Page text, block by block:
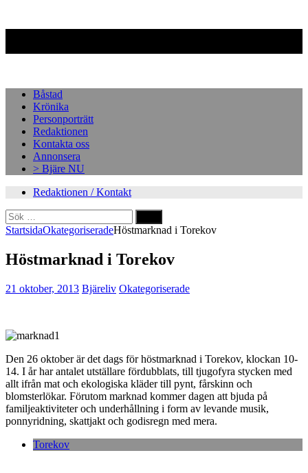
Båstad
Krönika
Personporträtt
Redaktionen
Kontakta oss
Annonsera
> Bjäre NU
Redaktionen / Kontakt
Sök
efter:
StartsidaOkategoriseradeHöstmarknad i Torekov
Höstmarknad i Torekov
21 oktober, 2013 Bjäreliv Okategoriserade
Den 26 oktober är det dags för höstmarknad i Torekov, klockan 10-
14. I år har antalet utställare fördubblats, till tjugofyra stycken med
allt ifrån mat och ekologiska kläder till pynt, fårskinn och
blomsterlökar. Förutom marknad kommer dagen att bjuda på
familjeaktiviteter och underhållning i form av levande musik,
ponnyridning, skattjakt och godisregn med mera.
Torekov